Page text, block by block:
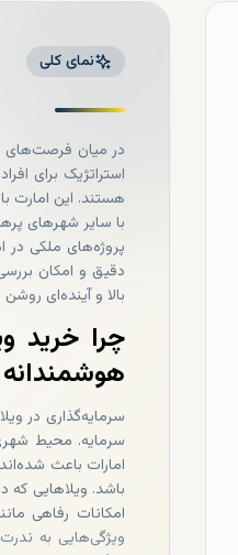
نمای کلی
در میان فرصت‌های
استراتژیک برای
هستند. این امارت
پروژه‌های ملکی در
دقیق و امکان
بالا و آینده‌ای
چرا خرید
سرمایه‌گذاری در
سرمایه. محیط
امارات باعث
باشد. ویلاهایی
امکانات رفاهی
ویژگی‌هایی به‌